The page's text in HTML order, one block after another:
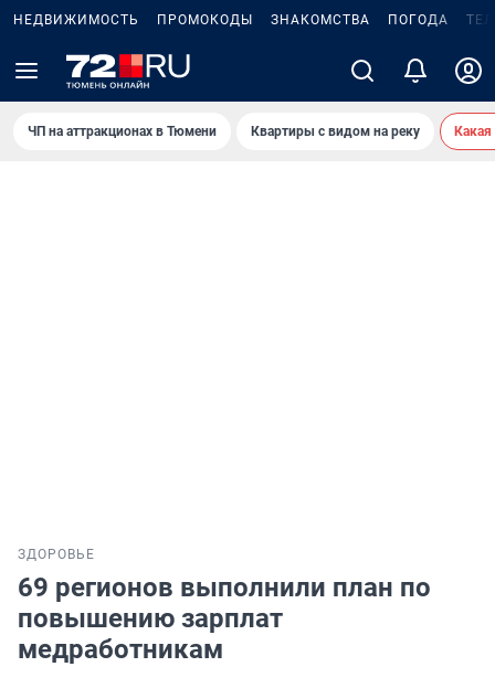
НЕДВИЖИМОСТЬ ПРОМОКОДЫ ЗНАКОМСТВА ПОГОДА
ЧП на аттракционах в Тюмени Квартиры с видом на реку
ЗДОРОВЬЕ
69 регионов выполнили план по
повышению зарплат
медработникам